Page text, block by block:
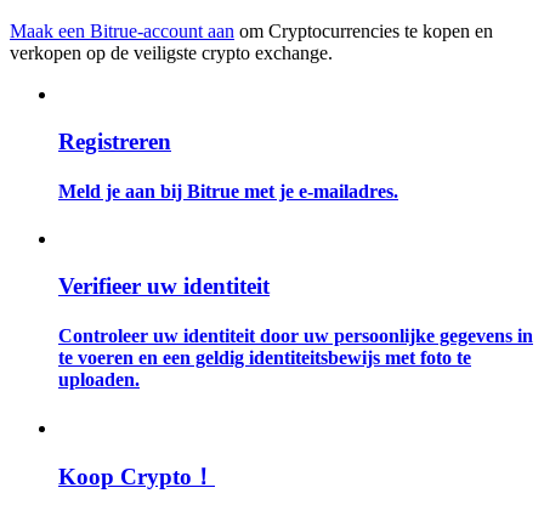
Futures-startgids
Handelsstrategieën
Leer hoe u winstgevend kunt blijven
Maak een Bitrue-account aan om Cryptocurrencies te kopen en
verkopen op de veiligste crypto exchange.
Registreren
Meld je aan bij Bitrue met je e-mailadres.
Verifieer uw identiteit
Controleer uw identiteit door uw persoonlijke gegevens in
te voeren en een geldig identiteitsbewijs met foto te
uploaden.
Koop Crypto！